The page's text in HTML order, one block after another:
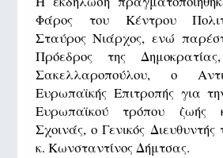
Φάρος του Κέντρου
Σταύρος Νιάρχος, ενώ
Πρόεδρος της
Σακελλαροπούλου, ο
Ευρωπαϊκής Επιτροπής για
Ευρωπαϊκού τρόπου ζωής
Σχοινάς, ο Γενικός Διευθυντής
κ. Κωνσταντίνος Δήμτσας.